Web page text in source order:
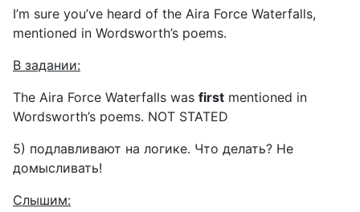
I’m sure you’ve heard of the Aira Force Waterfalls,
mentioned in Wordsworth’s poems.
В задании:
The Aira Force Waterfalls was first mentioned in
Wordsworth’s poems. NOT STATED
5) подлавливают на логике. Что делать? Не
домысливать!
Слышим: